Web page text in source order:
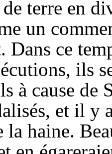
terre en
un
Dans ce
ils
à cause de
et il y
la haine.